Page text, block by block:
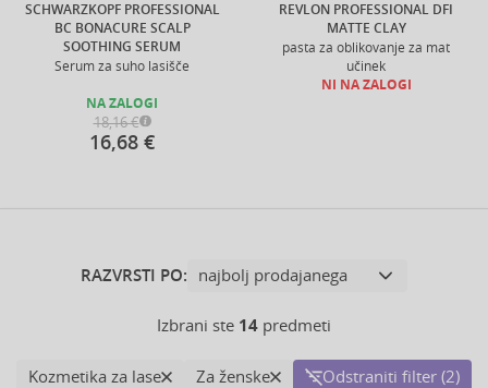
SCHWARZKOPF PROFESSIONAL
BC BONACURE SCALP
SOOTHING SERUM
Serum za suho lasišče
NA ZALOGI
18,16 €
16,68 €
REVLON PROFESSIONAL DFI
MATTE CLAY
pasta za oblikovanje za mat
učinek
NI NA ZALOGI
RAZVRSTI PO:
Izbrani ste 14 predmeti
Kozmetika za lase Za ženske Odstraniti filter (2)